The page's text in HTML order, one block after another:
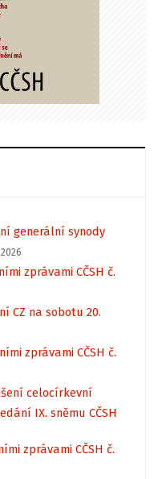
generální synody
zprávami CČSH č.
CZ na sobotu 20.
zprávami CČSH č.
celocírkevní
IX. sněmu CČSH
zprávami CČSH č.